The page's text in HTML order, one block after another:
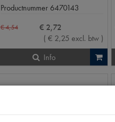
Productnummer 6470143
€4,54 € 2,72
( € 2,25 excl. btw )
Info